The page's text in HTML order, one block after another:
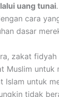
uang tunai
cara
dasar
zakat
Muslim untuk
Islam untuk
tidak